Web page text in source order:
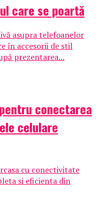
care se poartă
asupra telefoanelor
în accesorii de stil
prezentarea...
conectarea
celulare
cu conectivitate
si eficienta din